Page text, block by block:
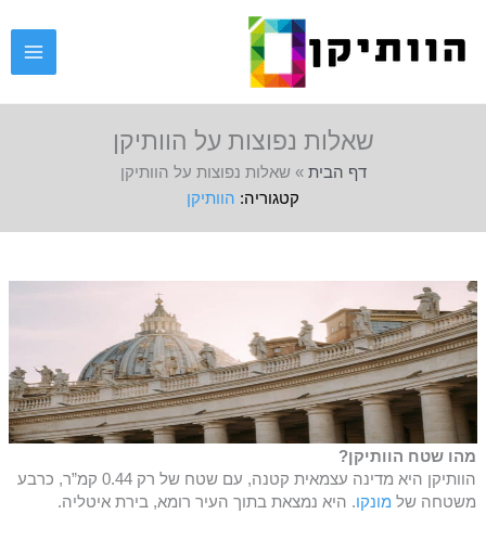
שאלות נפוצות על הוותיקן
דף הבית » שאלות נפוצות על הוותיקן
הוותיקן
מהו שטח הוותיקן?
הוותיקן היא מדינה עצמאית קטנה, עם שטח של רק 0.44 קמ”ר, כרבע
משטחה של מונקו. היא נמצאת בתוך העיר רומא, בירת איטליה.